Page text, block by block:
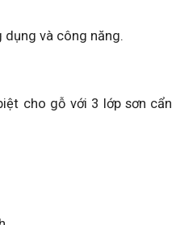
và công năng.
cho gỗ với 3 lớp sơn